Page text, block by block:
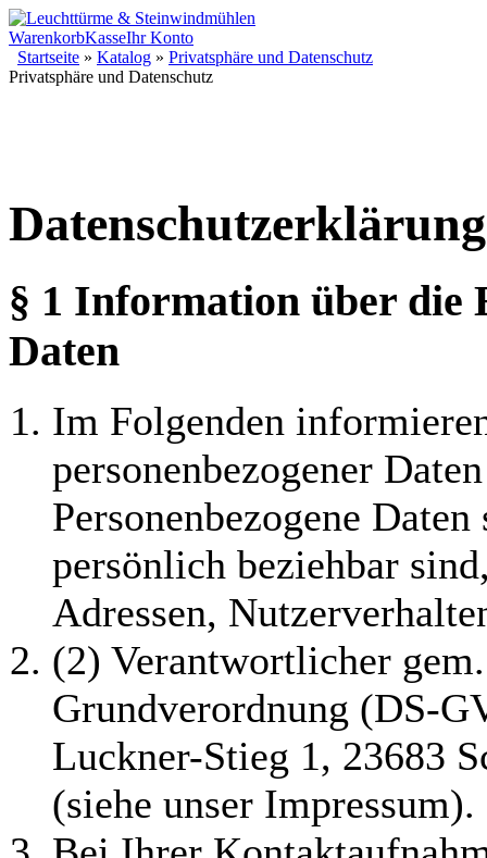
WarenkorbKasseIhr Konto
Startseite » Katalog » Privatsphäre und Datenschutz
Privatsphäre und Datenschutz
Datenschutzerklärung
§ 1 Information über die
Daten
Im Folgenden
personenbezogener
Personenbezogene
persönlich beziehbar
Adressen,
(2) Verantwortlicher
Grundverordnung (DS-
Luckner-Stieg 1, 23683
(siehe unser Impressum).